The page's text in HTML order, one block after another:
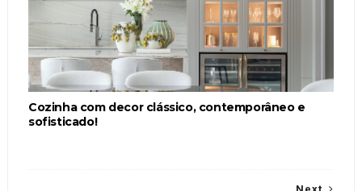
Cozinha com decor clássico, contemporâneo e
sofisticado!